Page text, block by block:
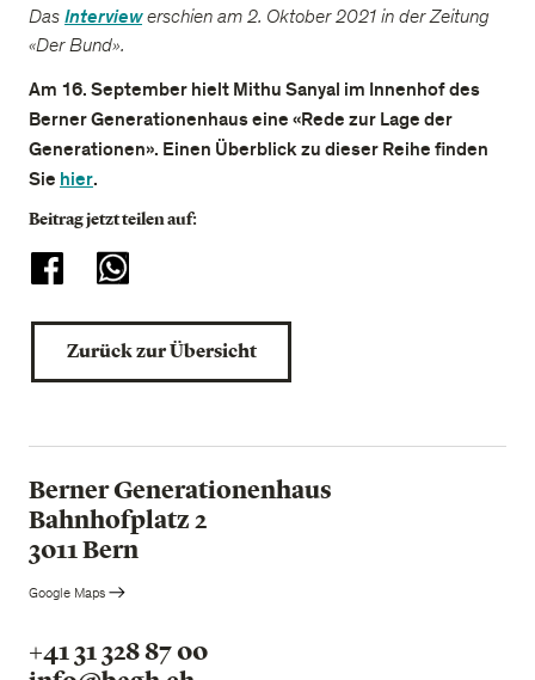
Das Interviewerschien am 2. Oktober 2021 in der Zeitung
«Der Bund».
Am 16. September hielt Mithu Sanyal im Innenhof des
Berner Generationenhaus eine «Rede zur Lage der
Generationen». Einen Überblick zu dieser Reihe finden
Sie hier.
Beitrag jetzt teilen auf:
Zurück zur Übersicht
Berner Generationenhaus
Bahnhofplatz 2
3011 Bern
Google Maps
+41 31 328 87 00